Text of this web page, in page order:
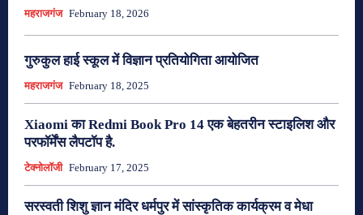
महराजगंज February 18, 2026
गुरुकुल हाई स्कूल में विज्ञान प्रतियोगिता आयोजित
महराजगंज February 18, 2025
Xiaomi का Redmi Book Pro 14 एक बेहतरीन स्टाइलिश और
परफॉर्मेंस लैपटॉप है.
टेक्नोलॉजी February 17, 2025
सरस्वती शिशु ज्ञान मंदिर धर्मपुर में सांस्कृतिक कार्यक्रम व मेधा